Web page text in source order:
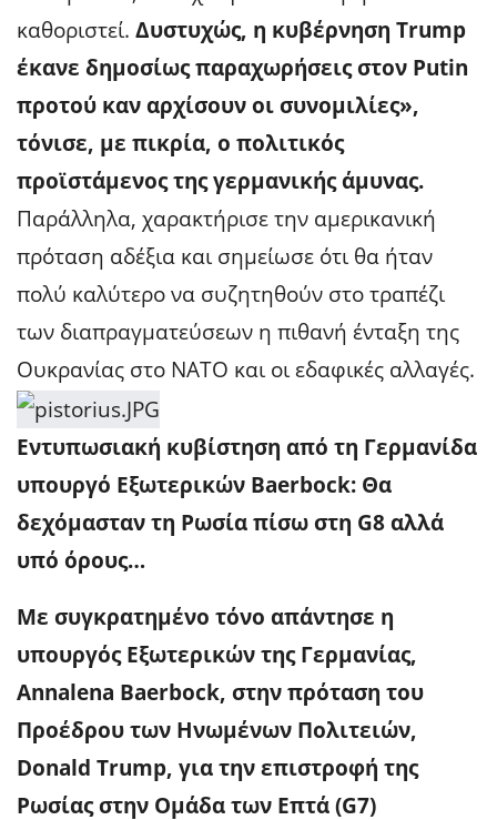
καθοριστεί. Δυστυχώς, η κυβέρνηση Trump
έκανε δημοσίως παραχωρήσεις στον Putin
προτού καν αρχίσουν οι συνομιλίες»,
τόνισε, με πικρία, ο πολιτικός
προϊστάμενος της γερμανικής άμυνας.
Παράλληλα, χαρακτήρισε την αμερικανική
πρόταση αδέξια και σημείωσε ότι θα ήταν
πολύ καλύτερο να συζητηθούν στο τραπέζι
των διαπραγματεύσεων η πιθανή ένταξη της
Ουκρανίας στο ΝΑΤΟ και οι εδαφικές αλλαγές.
Εντυπωσιακή κυβίστηση από τη Γερμανίδα
υπουργό Εξωτερικών Baerbock: Θα
δεχόμασταν τη Ρωσία πίσω στη G8 αλλά
υπό όρους…
Με συγκρατημένο τόνο απάντησε η
υπουργός Εξωτερικών της Γερμανίας,
Annalena Baerbock, στην πρόταση του
Προέδρου των Ηνωμένων Πολιτειών,
Donald Trump, για την επιστροφή της
Ρωσίας στην Ομάδα των Επτά (G7)